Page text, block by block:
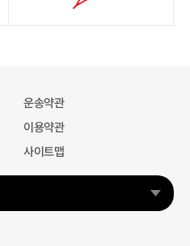
운송약관
이용약관
사이트맵